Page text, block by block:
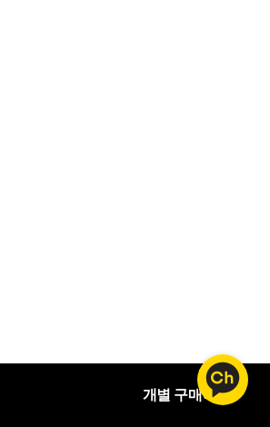
개별 구매하기